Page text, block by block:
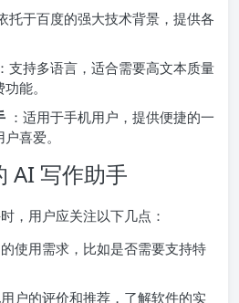
托于百度的强大技术背景，提供各
：支持多语言，适合需要高文本质量
能。
：适用于手机用户，提供便捷的一
喜爱。
AI 写作助手
，用户应关注以下几点：
的使用需求，比如是否需要支持特
用户的评价和推荐，了解软件的实